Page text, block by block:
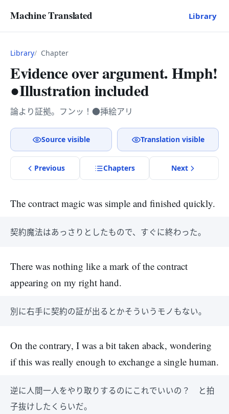
Machine Translated Library
Library Chapter
Evidence over argument. Hmph!
●Illustration included
論より証拠。フンッ！●挿絵アリ
Source visible Translation visible
Previous Chapters Next
The contract magic was simple and finished quickly.
契約魔法はあっさりとしたもので、すぐに終わった。
There was nothing like a mark of the contract
appearing on my right hand.
別に右手に契約の証が出るとかそういうモノもない。
On the contrary, I was a bit taken aback, wondering
if this was really enough to exchange a single human.
逆に人間一人をやり取りするのにこれでいいの？ と拍
子抜けしたくらいだ。